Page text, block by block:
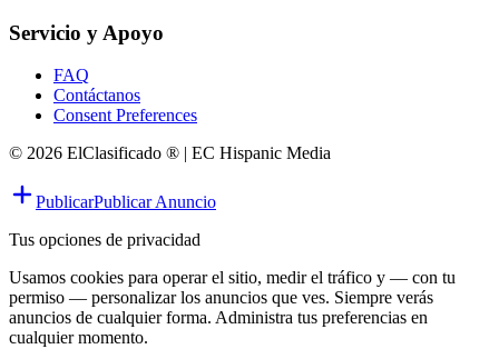
Servicio y Apoyo
FAQ
Contáctanos
Consent Preferences
© 2026 ElClasificado ® | EC Hispanic Media
PublicarPublicar Anuncio
Tus opciones de privacidad
Usamos cookies para operar el sitio, medir el tráfico y — con tu
permiso — personalizar los anuncios que ves. Siempre verás
anuncios de cualquier forma. Administra tus preferencias en
cualquier momento.